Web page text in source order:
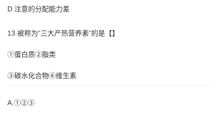
D.注意的分配能力差
13.被称为“三大产热营养素”的是【】
①蛋白质②脂类
③碳水化合物④维生素
A.①②③